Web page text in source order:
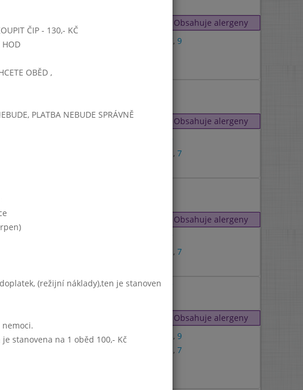
Obsahuje alergeny
, 9
Obsahuje alergeny
, 7
Obsahuje alergeny
, 7
3
Obsahuje alergeny
, 9
, 7
ČIP - 130,- KČ
HOD
OBĚD ,
PLATBA NEBUDE SPRÁVNĚ
(režijní náklady),ten je stanoven
stanovena na 1 oběd 100,- Kč